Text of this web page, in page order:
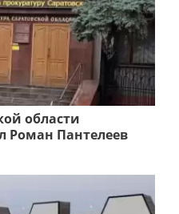
области
Роман Пантелеев